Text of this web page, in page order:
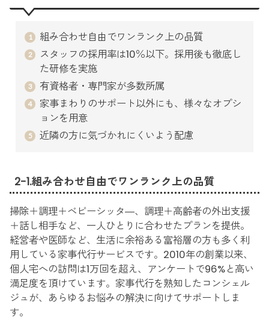
組み合わせ自由でワンランク上の品質
スタッフの採用率は10％以下。採用後も徹底し
た研修を実施
有資格者・専門家が多数所属
家事まわりのサポート以外にも、様々なオプシ
ョンを用意
近隣の方に気づかれにくいよう配慮
2-1.組み合わせ自由でワンランク上の品質
掃除＋調理＋ベビーシッタ―、調理＋高齢者の外出支援
＋話し相手など、一人ひとりに合わせたプランを提供。
経営者や医師など、生活に余裕ある富裕層の方も多く利
用している家事代行サービスです。2010年の創業以来、
個人宅への訪問は1万回を超え、アンケートで96%と高い
満足度を頂けています。家事代行を熟知したコンシェル
ジュが、あらゆるお悩みの解決に向けてサポートしま
す。